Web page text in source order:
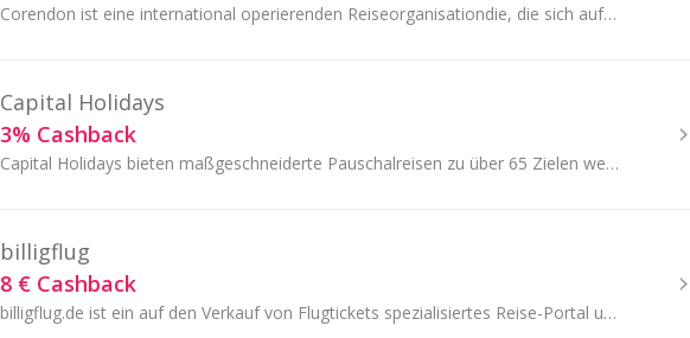
Corendon ist eine international operierenden Reiseorganisationdie, die sich auf Flugtransport, Inbound und Hotelmanagement spezialisiert hat.
Capital Holidays
3% Cashback
Capital Holidays bieten maßgeschneiderte Pauschalreisen zu über 65 Zielen weltweit.
billigflug
8 € Cashback
billigflug.de ist ein auf den Verkauf von Flugtickets spezialisiertes Reise-Portal und seit 1998 auf dem Markt. Der übersichtliche und klare Seitenauf